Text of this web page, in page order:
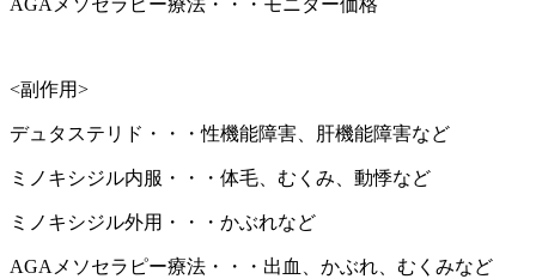
AGAメソセラピー療法・・・モニター価格
<副作用>
デュタステリド・・・性機能障害、肝機能障害など
ミノキシジル内服・・・体毛、むくみ、動悸など
ミノキシジル外用・・・かぶれなど
AGAメソセラピー療法・・・出血、かぶれ、むくみなど